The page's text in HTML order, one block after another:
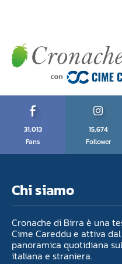
31,013
Fans
15,674
Follower
Chi siamo
Cronache di Birra è una
Cime Careddu e attiva
panoramica quotidiana
italiana e straniera.